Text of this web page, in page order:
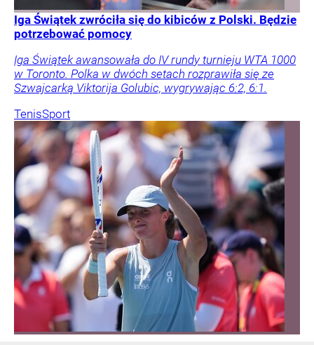
Iga Świątek zwróciła się do kibiców z Polski. Będzie
potrzebować pomocy
Iga Świątek awansowała do IV rundy turnieju WTA 1000
w Toronto. Polka w dwóch setach rozprawiła się ze
Szwajcarką Viktorija Golubic, wygrywając 6:2, 6:1.
TenisSport